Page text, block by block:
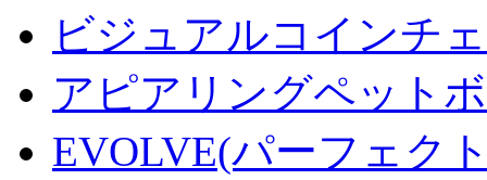
ビジュアルコインチ
アピアリングペット
EVOLVE(パーフェク